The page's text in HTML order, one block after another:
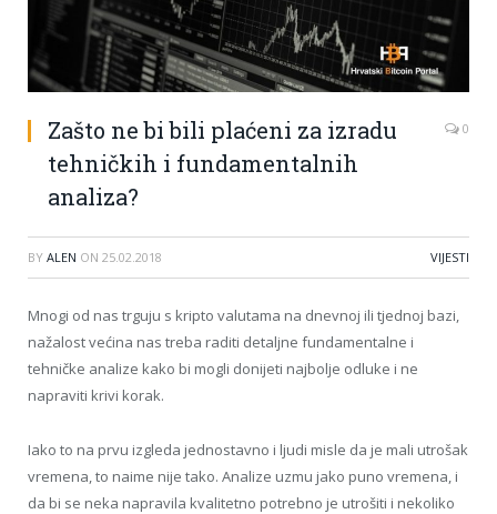
Zašto ne bi bili plaćeni za izradu
tehničkih i fundamentalnih
analiza?
0
BY ALEN ON 25.02.2018 VIJESTI
Mnogi od nas trguju s kripto valutama na dnevnoj ili tjednoj bazi,
nažalost većina nas treba raditi detaljne fundamentalne i
tehničke analize kako bi mogli donijeti najbolje odluke i ne
napraviti krivi korak.
Iako to na prvu izgleda jednostavno i ljudi misle da je mali utrošak
vremena, to naime nije tako. Analize uzmu jako puno vremena, i
da bi se neka napravila kvalitetno potrebno je utrošiti i nekoliko